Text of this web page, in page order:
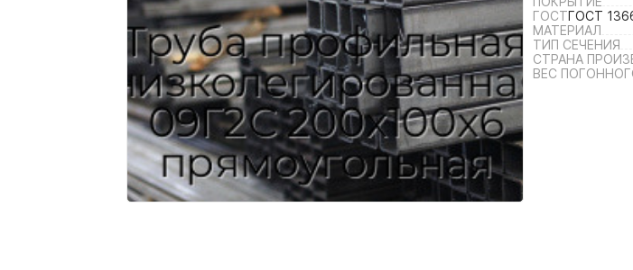
ГОСТГОСТ
МАТЕРИАЛ
ТИП СЕЧЕНИЯ
СТРАНА
ВЕС